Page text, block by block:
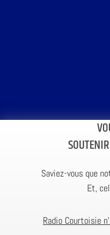
Saviez-vous que
Et,
Radio Courtoisie